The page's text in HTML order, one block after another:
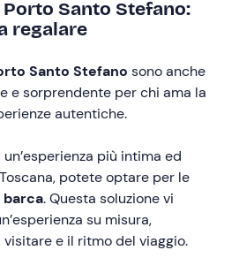
Santo Stefano:
regalare
Santo Stefano sono anche
e sorprendente per chi ama la
autentiche.
più intima ed
potete optare per le
. Questa soluzione vi
su misura,
e il ritmo del viaggio.